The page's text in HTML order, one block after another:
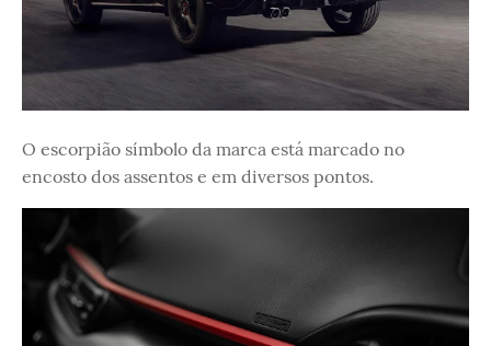
O escorpião símbolo da marca está marcado no
encosto dos assentos e em diversos pontos.